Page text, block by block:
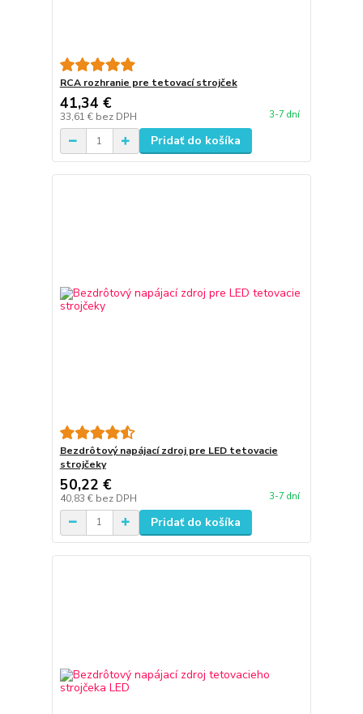
RCA rozhranie pre tetovací strojček
41,34 €
33,61 € bez DPH 3-7 dní
Pridať do košíka
Bezdrôtový napájací zdroj pre LED tetovacie
strojčeky
50,22 €
40,83 € bez DPH 3-7 dní
Pridať do košíka